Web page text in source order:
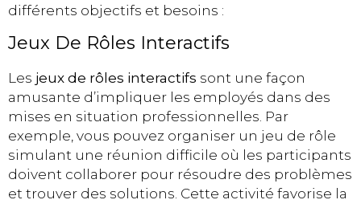
différents objectifs et besoins :
Jeux De Rôles Interactifs
Les jeux de rôles interactifs sont une façon
amusante d’impliquer les employés dans des
mises en situation professionnelles. Par
exemple, vous pouvez organiser un jeu de rôle
simulant une réunion difficile où les participants
doivent collaborer pour résoudre des problèmes
et trouver des solutions. Cette activité favorise la